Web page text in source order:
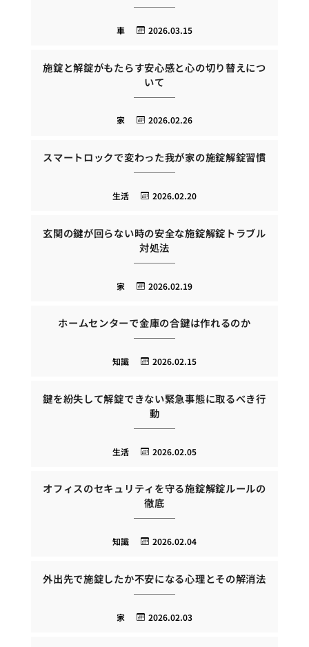
2026.03.15
車
施錠と解錠がもたらす安心感と心の切り替えにつ
いて
2026.02.26
家
スマートロックで変わった我が家の施錠解錠習慣
2026.02.20
生活
玄関の鍵が回らない時の安全な施錠解錠トラブル
対処法
2026.02.19
家
ホームセンターで金庫の合鍵は作れるのか
2026.02.15
知識
鍵を紛失して解錠できない緊急事態に取るべき行
動
2026.02.05
生活
オフィスのセキュリティを守る施錠解錠ルールの
徹底
2026.02.04
知識
外出先で施錠したか不安になる心理とその解消法
2026.02.03
家